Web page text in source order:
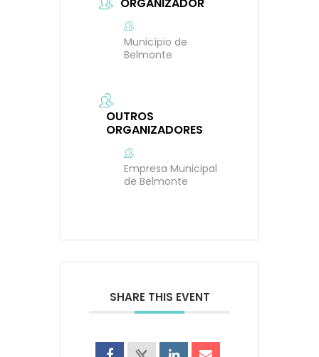
Município de
Belmonte
OUTROS
ORGANIZADORES
Empresa Municipal
de Belmonte
SHARE THIS EVENT